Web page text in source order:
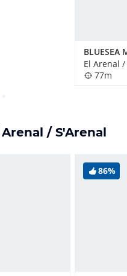
BLUESEA
El Arenal
77m
/ S'Arenal
86%